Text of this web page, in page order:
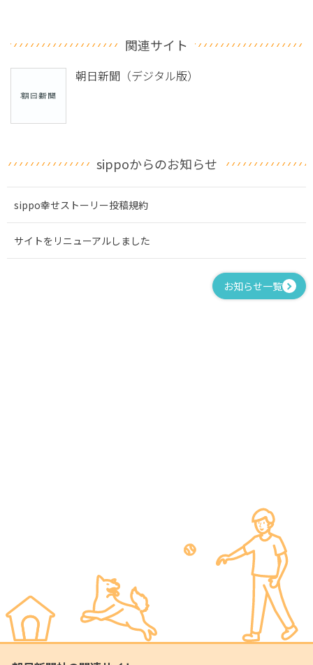
関連サイト
朝日新聞（デジタル版）
sippoからのお知らせ
sippo幸せストーリー投稿規約
サイトをリニューアルしました
お知らせ一覧